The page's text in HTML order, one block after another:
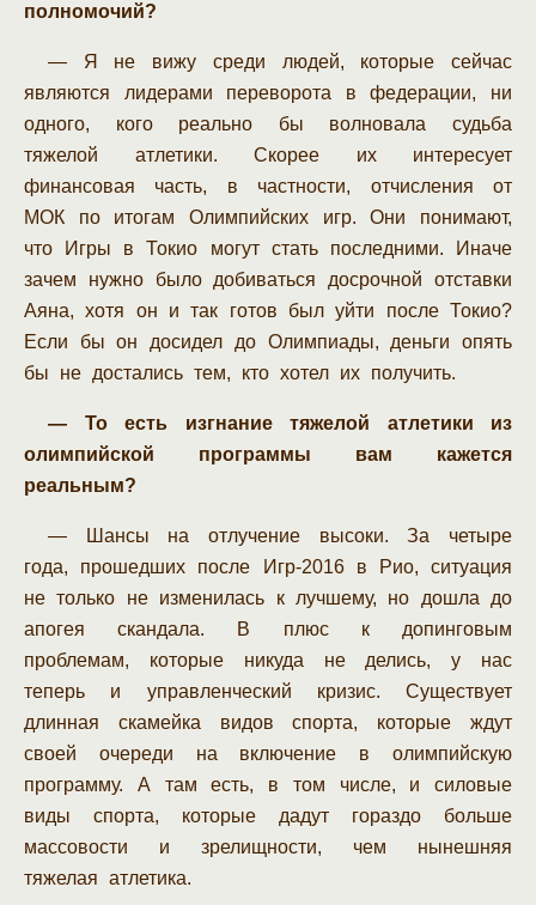
полномочий?
— Я не вижу среди людей, которые сейчас
являются лидерами переворота в федерации, ни
одного, кого реально бы волновала судьба
тяжелой атлетики. Скорее их интересует
финансовая часть, в частности, отчисления от
МОК по итогам Олимпийских игр. Они понимают,
что Игры в Токио могут стать последними. Иначе
зачем нужно было добиваться досрочной отставки
Аяна, хотя он и так готов был уйти после Токио?
Если бы он досидел до Олимпиады, деньги опять
бы не достались тем, кто хотел их получить.
— То есть изгнание тяжелой атлетики из
олимпийской программы вам кажется
реальным?
— Шансы на отлучение высоки. За четыре
года, прошедших после Игр-2016 в Рио, ситуация
не только не изменилась к лучшему, но дошла до
апогея скандала. В плюс к допинговым
проблемам, которые никуда не делись, у нас
теперь и управленческий кризис. Существует
длинная скамейка видов спорта, которые ждут
своей очереди на включение в олимпийскую
программу. А там есть, в том числе, и силовые
виды спорта, которые дадут гораздо больше
массовости и зрелищности, чем нынешняя
тяжелая атлетика.